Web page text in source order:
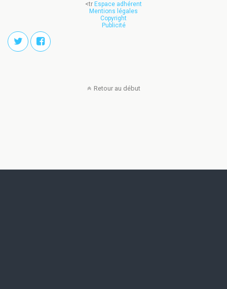
<tr Espace adhérent
Mentions légales
Copyright
Publicité
Retour au début